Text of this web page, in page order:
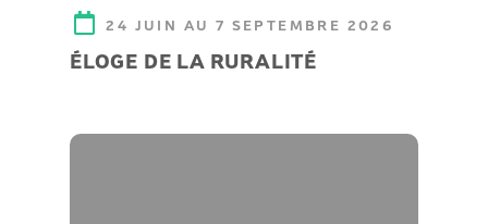
24 JUIN AU 7 SEPTEMBRE 2026
ÉLOGE DE LA RURALITÉ